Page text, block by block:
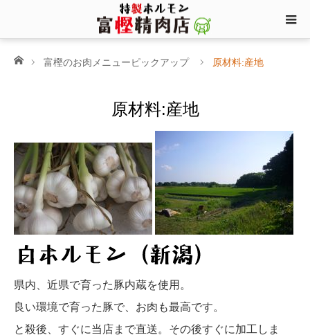
ホーム富樫のお肉メニューピックアップ 原材料:産地
原材料:産地
県内、近県で育った豚内蔵を使用。
良い環境で育った豚で、お肉も最高です。
と殺後、すぐに当店まで直送。その後すぐに加工しま